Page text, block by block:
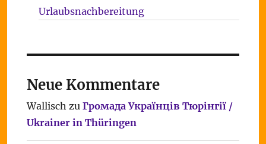
Urlaubsnachbereitung
Neue Kommentare
Wallisch zu Громада Українців Тюрінгії /
Ukrainer in Thüringen